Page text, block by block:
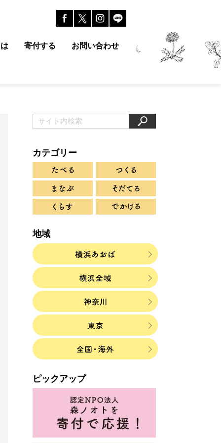
寄付する お問い合わせ
カテゴリー
地域
ピックアップ